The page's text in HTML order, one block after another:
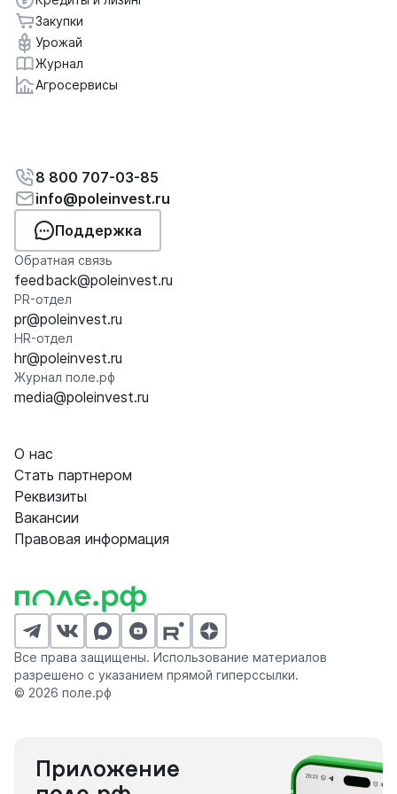
Закупки
Урожай
Журнал
Агросервисы
8 800 707-03-85
info@poleinvest.ru
Поддержка
Обратная связь
feedback@poleinvest.ru
PR-отдел
pr@poleinvest.ru
HR-отдел
hr@poleinvest.ru
Журнал поле.рф
media@poleinvest.ru
О нас
Стать партнером
Реквизиты
Вакансии
Правовая информация
Все права защищены. Использование материалов
разрешено с указанием прямой гиперссылки.
© 2026 поле.рф
Приложение